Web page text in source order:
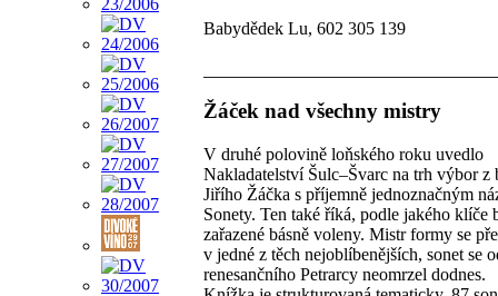
Babydědek Lu, 602 305 139
Žáček nad všechny mistry
V druhé polovině loňského roku uvedlo
Nakladatelství Šulc–Švarc na trh výbor z
Jiřího Žáčka s příjemně jednoznačným
Sonety. Ten také říká, podle jakého klíče
zařazené básně voleny. Mistr formy se
v jedné z těch nejoblíbenějších, sonet se
renesančního Petrarcy neomrzel dodnes.